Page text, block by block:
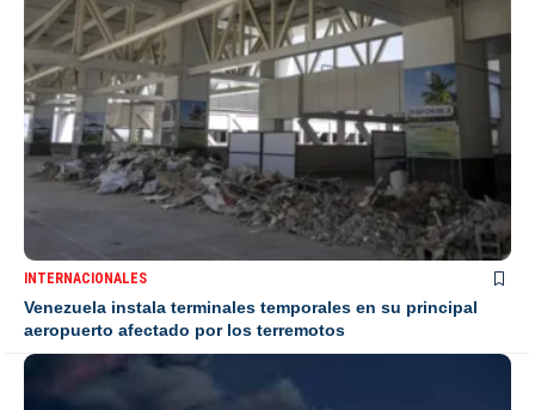
INTERNACIONALES
Venezuela instala terminales temporales en su principal
aeropuerto afectado por los terremotos